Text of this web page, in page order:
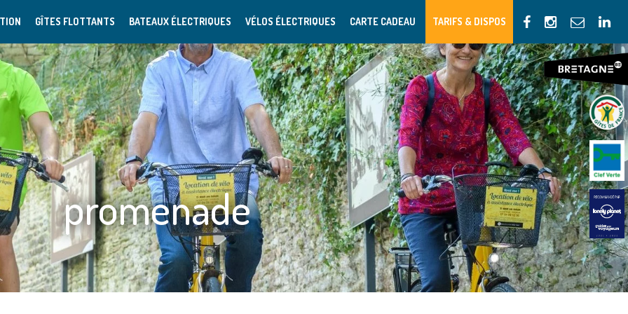
GÎTES FLOTTANTS BATEAUX ÉLECTRIQUES VÉLOS ÉLECTRIQUES CARTE CADEAU TARIFS & DISPOS
promenade